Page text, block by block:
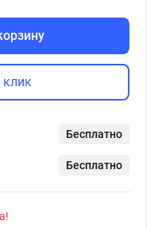
клик
Бесплатно
Бесплатно